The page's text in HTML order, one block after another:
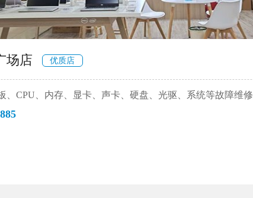
场店 优质店
、CPU、内存、显卡、声卡、硬盘、光驱、系统等故障维修